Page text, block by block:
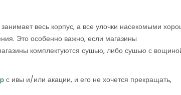
весь корпус, а все улочки насекомыми
Это особенно важно, если магазины
комплектуются сушью, либо сушью с
с ивы и/или акации, и его не хочется прекращать,